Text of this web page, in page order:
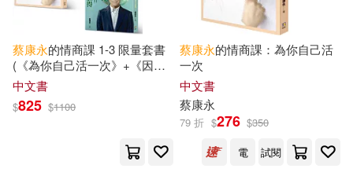
湖南文藝出版社(4)
中視視界(1) 商周出版(1)
春天出版社(1)
蔡康永的情商課 1-3 限量套書
(《為你自己活一次》+《因為
這是你的人生》+《你願意，人
生就會值得》3冊合售)
中文書
$825 $1100
蔡康永的情商課：為你自己活
一次
中文書
蔡康永
79 折 $276 $350
電
試閱